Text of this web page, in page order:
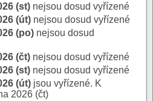
(st) nejsou dosud vyřízené
(út) nejsou dosud vyřízené
(po) nejsou dosud
(čt) nejsou dosud vyřízené
(st) nejsou dosud vyřízené
(út) jsou vyřízené. K
2026 (čt)